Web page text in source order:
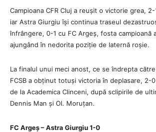
Campioana CFR Cluj a reușit o victorie grea,
iar Astra Giurgiu își continua traseul
înfrângere, 0-1 cu FC Argeș, fosta campioană
ajungând în nedorita poziție de laternă roșie.
La finalul unui meci anost, ce se îndrepta
FCSB a obținut totuși victoria în deplasare, 2-
de la Academica Clinceni, după sclipirile de
Dennis Man și Ol. Moruțan.
FC Argeș – Astra Giurgiu 1-0